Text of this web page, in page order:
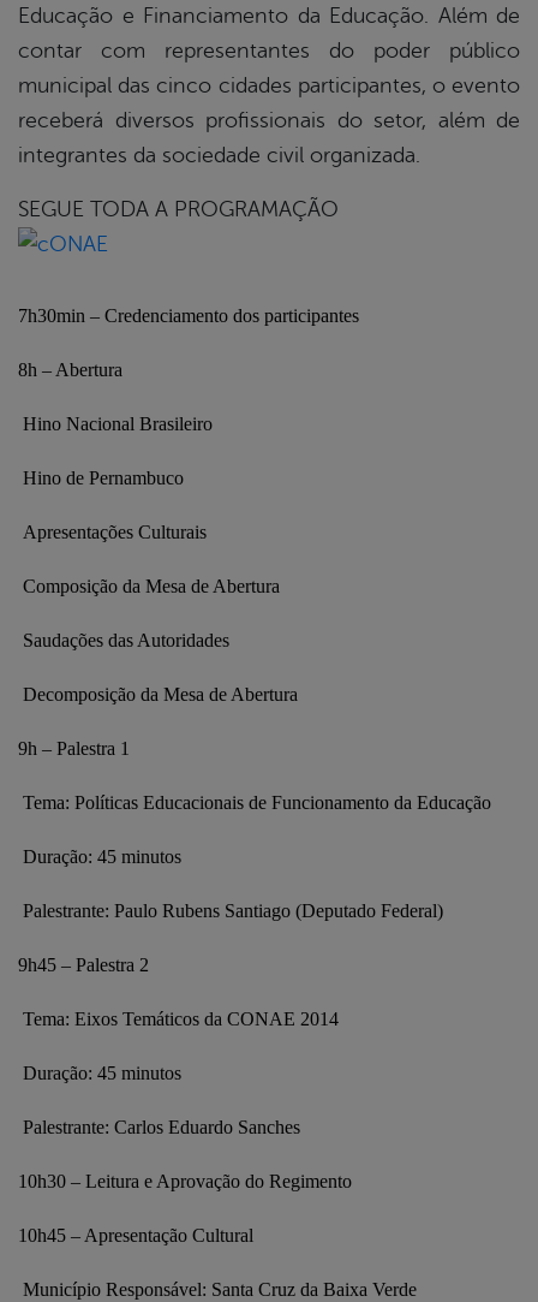
Educação e Financiamento da Educação. Além de
contar com representantes do poder público
municipal das cinco cidades participantes, o evento
receberá diversos profissionais do setor, além de
integrantes da sociedade civil organizada.
SEGUE TODA A PROGRAMAÇÃO
7h30min – Credenciamento dos participantes
8h – Abertura
Hino Nacional Brasileiro
Hino de Pernambuco
Apresentações Culturais
Composição da Mesa de Abertura
Saudações das Autoridades
Decomposição da Mesa de Abertura
9h – Palestra 1
Tema: Políticas Educacionais de Funcionamento da Educação
Duração: 45 minutos
Palestrante: Paulo Rubens Santiago (Deputado Federal)
9h45 – Palestra 2
Tema: Eixos Temáticos da CONAE 2014
Duração: 45 minutos
Palestrante: Carlos Eduardo Sanches
10h30 – Leitura e Aprovação do Regimento
10h45 – Apresentação Cultural
Município Responsável: Santa Cruz da Baixa Verde